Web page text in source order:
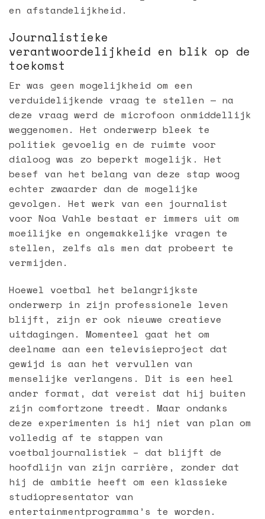
en afstandelijkheid.
Journalistieke
verantwoordelijkheid en blik op de
toekomst
Er was geen mogelijkheid om een
verduidelijkende vraag te stellen — na
deze vraag werd de microfoon onmiddellijk
weggenomen. Het onderwerp bleek te
politiek gevoelig en de ruimte voor
dialoog was zo beperkt mogelijk. Het
besef van het belang van deze stap woog
echter zwaarder dan de mogelijke
gevolgen. Het werk van een journalist
voor Noa Vahle bestaat er immers uit om
moeilijke en ongemakkelijke vragen te
stellen, zelfs als men dat probeert te
vermijden.
Hoewel voetbal het belangrijkste
onderwerp in zijn professionele leven
blijft, zijn er ook nieuwe creatieve
uitdagingen. Momenteel gaat het om
deelname aan een televisieproject dat
gewijd is aan het vervullen van
menselijke verlangens. Dit is een heel
ander format, dat vereist dat hij buiten
zijn comfortzone treedt. Maar ondanks
deze experimenten is hij niet van plan om
volledig af te stappen van
voetbaljournalistiek – dat blijft de
hoofdlijn van zijn carrière, zonder dat
hij de ambitie heeft om een klassieke
studiopresentator van
entertainmentprogramma’s te worden.